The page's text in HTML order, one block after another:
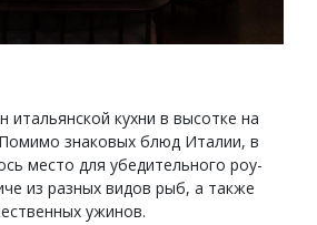
итальянской кухни в высотке на
знаковых блюд Италии, в
место для убедительного роу-
из разных видов рыб, а также
ужинов.